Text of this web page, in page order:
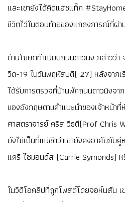
และเขายังได้คิดแฮชแท็ก
ชีวิตไว่ในตอนท้ายของแถลงการณ์ที่ผ่า
ด้านโฆษกทำเนียบถนนดาวนิง กล่าวว่
วิด-19 ในวันพฤหัสบดี( 27) หลังจากเ
ได้รับการตรวจที่บ้านพักถนนดาวนิงจา
ของอังกฤษตามคำแนะนำของเจ้าหน้า
ศาสตราจารย์ คริส วิธตี(Prof Chris
ยังไม่เป็นที่แน่ชัดว่าเขายังคงอาศัยกับ
แครี ไซมอนด์ส (Carrie Symonds) ห
ในวิดีโอคลิปที่ถูกโพสต์โดยจอห์นสัน